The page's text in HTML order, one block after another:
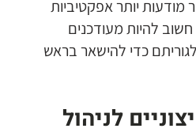
מודעות יותר אפקטיביות
חשוב להיות מעודכנים
כדי להישאר בראש
לניהול